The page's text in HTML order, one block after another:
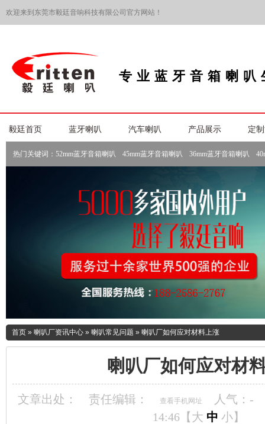
欢迎来到东莞市毅廷音响科技有限公司官方网站！
专业蓝牙音箱喇叭
毅廷首页 蓝牙喇叭 汽车喇叭 产品展示 定
热门关键词： 52mm蓝牙音箱喇叭 45mm蓝牙音箱喇叭 36mm蓝牙音箱喇叭
首页 » 喇叭厂资讯中心 » 喇叭常见问题 » 喇叭厂如何应对材料上涨
喇叭厂如何应对材
文章出处： 责任编辑： 查看手机网址 人气： -
14:46【 大 中 小】